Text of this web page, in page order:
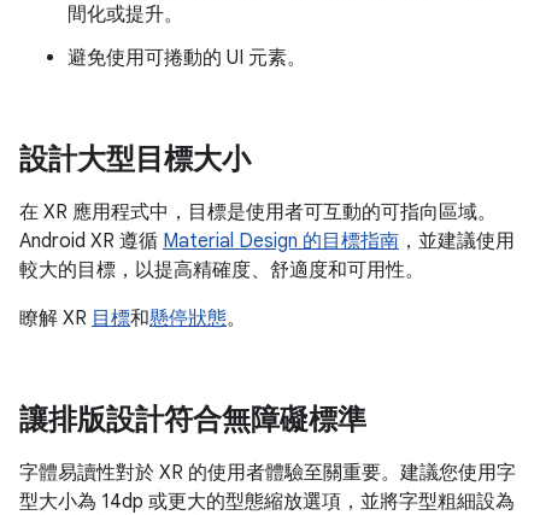
間化或提升。
避免使用可捲動的 UI 元素。
設計大型目標大小
在 XR 應用程式中，目標是使用者可互動的可指向區域。
Android XR 遵循 Material Design 的目標指南 ，並建議使用
較大的目標，以提高精確度、舒適度和可用性。
瞭解 XR 目標和懸停狀態。
讓排版設計符合無障礙標準
字體易讀性對於 XR 的使用者體驗至關重要。建議您使用字
型大小為 14dp 或更大的型態縮放選項，並將字型粗細設為